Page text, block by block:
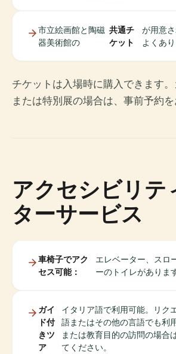
市立絵画館と陶磁
器美術館の
共通チ
ケット
が用意
よくあり
チケットは入場時に購入できます
または特別展の場合は、事前予約を
アクセシビリテ
ターサービス
車椅子でアク
セス可能：
エレベーター、スロ
ーのトイレがあります
ガイ
ド付
きツ
ア
イタリア語で利用可能。リク
語またはその他の言語でも利
または教育目的の訪問の場合
てください。